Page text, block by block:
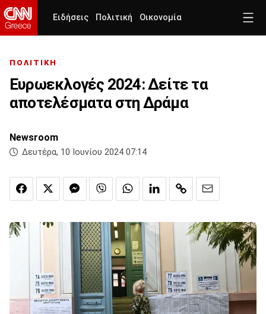
Ειδήσεις Πολιτική Οικονομία
ΠΟΛΙΤΙΚΗ
Ευρωεκλογές 2024: Δείτε τα
αποτελέσματα στη Δράμα
Newsroom
Δευτέρα, 10 Ιουνίου 2024 07:14